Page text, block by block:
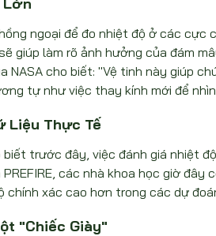
ngoại để đo nhiệt độ ở các cực
giúp làm rõ ảnh hưởng của đám
NASA cho biết: "Vệ tinh này giúp
tự như việc thay kính mới để
Liệu Thực Tế
biết trước đây, việc đánh giá nhiệt
các nhà khoa học giờ
chính xác cao hơn trong các dự
"Chiếc Giày"